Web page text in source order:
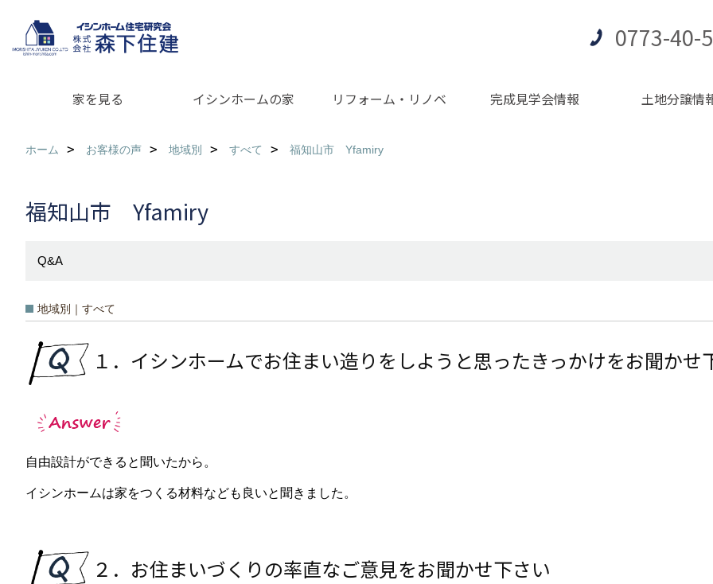
0773-40-
家を見る イシンホームの家 リフォーム・リノベ 完成見学会情報 土地分譲情
ホーム お客様の声 地域別 すべて 福知山市 Yfamiry
福知山市 Yfamiry
Q&A
地域別｜すべて
１．イシンホームでお住まい造りをしようと思ったきっかけをお聞かせ
自由設計ができると聞いたから。
イシンホームは家をつくる材料なども良いと聞きました。
２．お住まいづくりの率直なご意見をお聞かせ下さい